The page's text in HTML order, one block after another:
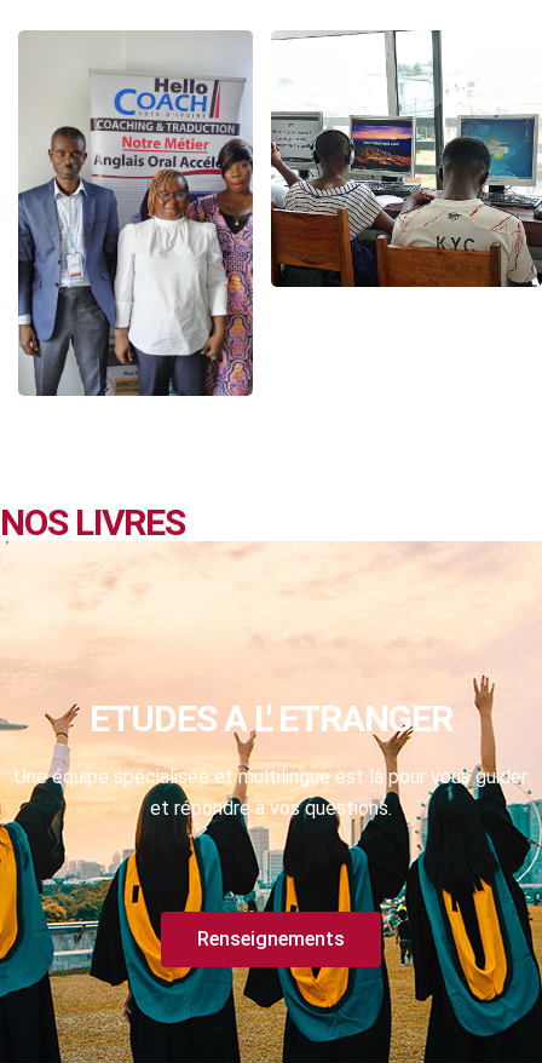
NOS LIVRES
ETUDES A L' ETRANGER
Une équipe spécialisée et multilingue est là pour vous guider
et répondre à vos questions.
Renseignements